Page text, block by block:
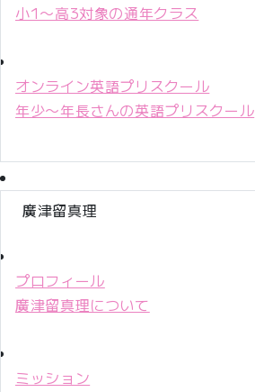
小1〜高3対象の通年クラス
オンライン英語プリスクール
年少〜年長さんの英語プリスクール
廣津留真理
プロフィール
廣津留真理について
ミッション